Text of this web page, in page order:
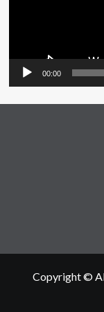
00:00
Copyright ©